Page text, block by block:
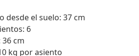
desde el suelo: 37 cm
6
cm
kg por asiento